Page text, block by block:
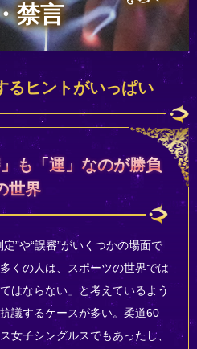
禁言
るヒントがいっぱい
も「運」なのが勝負
世界
”や“誤審”がいくつかの場面で
くの人は、スポーツの世界では
はならない」と考えているよう
議するケースが多い。柔道60
女子シングルスでもあったし、